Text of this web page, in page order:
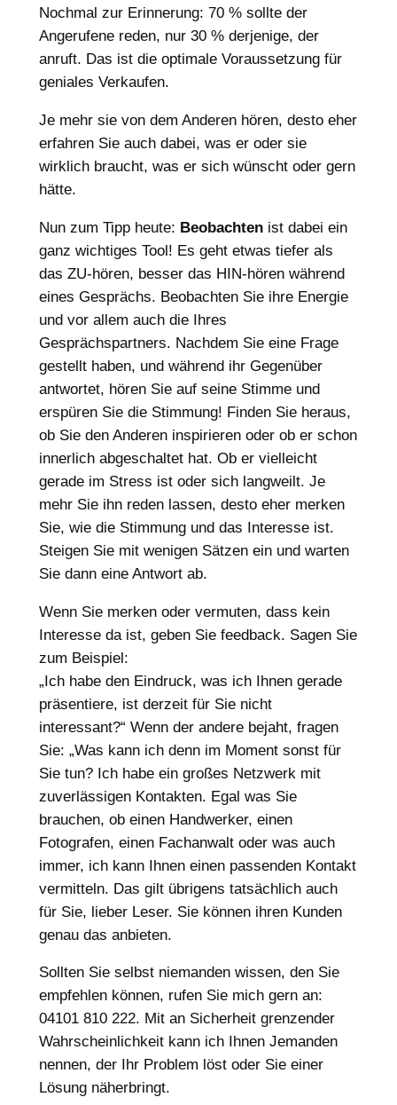
Nochmal zur Erinnerung: 70 % sollte der
Angerufene reden, nur 30 % derjenige, der
anruft. Das ist die optimale Voraussetzung für
geniales Verkaufen.
Je mehr sie von dem Anderen hören, desto eher
erfahren Sie auch dabei, was er oder sie
wirklich braucht, was er sich wünscht oder gern
hätte.
Nun zum Tipp heute: Beobachtenist dabei ein
ganz wichtiges Tool! Es geht etwas tiefer als
das ZU-hören, besser das HIN-hören während
eines Gesprächs. Beobachten Sie ihre Energie
und vor allem auch die Ihres
Gesprächspartners. Nachdem Sie eine Frage
gestellt haben, und während ihr Gegenüber
antwortet, hören Sie auf seine Stimme und
erspüren Sie die Stimmung! Finden Sie heraus,
ob Sie den Anderen inspirieren oder ob er schon
innerlich abgeschaltet hat. Ob er vielleicht
gerade im Stress ist oder sich langweilt. Je
mehr Sie ihn reden lassen, desto eher merken
Sie, wie die Stimmung und das Interesse ist.
Steigen Sie mit wenigen Sätzen ein und warten
Sie dann eine Antwort ab.
Wenn Sie merken oder vermuten, dass kein
Interesse da ist, geben Sie feedback. Sagen Sie
zum Beispiel:
„Ich habe den Eindruck, was ich Ihnen gerade
präsentiere, ist derzeit für Sie nicht
interessant?“ Wenn der andere bejaht, fragen
Sie: „Was kann ich denn im Moment sonst für
Sie tun? Ich habe ein großes Netzwerk mit
zuverlässigen Kontakten. Egal was Sie
brauchen, ob einen Handwerker, einen
Fotografen, einen Fachanwalt oder was auch
immer, ich kann Ihnen einen passenden Kontakt
vermitteln. Das gilt übrigens tatsächlich auch
für Sie, lieber Leser. Sie können ihren Kunden
genau das anbieten.
Sollten Sie selbst niemanden wissen, den Sie
empfehlen können, rufen Sie mich gern an:
04101 810 222. Mit an Sicherheit grenzender
Wahrscheinlichkeit kann ich Ihnen Jemanden
nennen, der Ihr Problem löst oder Sie einer
Lösung näherbringt.